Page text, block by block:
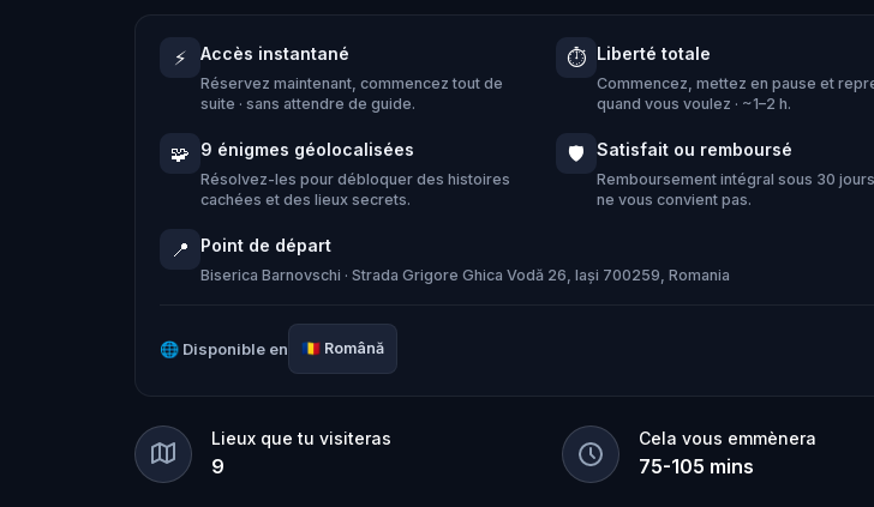
Ești pregătit să descoperi fața ascunsă a Iașului?
⚡ Accès instantané
Réservez maintenant, commencez tout de
suite · sans attendre de guide.
⏱️ Liberté totale
Commencez, mettez en pause et
quand vous voulez · ~1–2 h.
🧩 9 énigmes géolocalisées
Résolvez-les pour débloquer des histoires
cachées et des lieux secrets.
🛡️ Satisfait ou remboursé
Remboursement intégral sous 30
ne vous convient pas.
📍 Point de départ
Biserica Barnovschi · Strada Grigore Ghica Vodă 26, Iași 700259, Romania
🌐 Disponible en 🇷🇴 Română
Lieux que tu visiteras
9
Cela vous emmènera
75-105 mins